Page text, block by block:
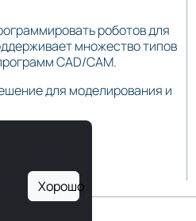
роботов для
множество типов
CAD/CAM.
для моделирования и
Хорошо